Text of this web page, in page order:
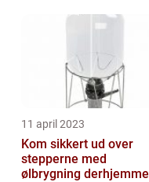
11 april 2023
Kom sikkert ud over
stepperne med
ølbrygning derhjemme